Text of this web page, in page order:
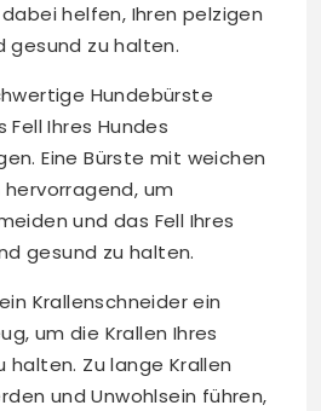
helfen, Ihren pelzigen
gesund zu halten.
Hundebürste
Fell Ihres Hundes
Eine Bürste mit weichen
um
und das Fell Ihres
gesund zu halten.
Krallenschneider ein
um die Krallen Ihres
halten. Zu lange Krallen
und Unwohlsein führen,